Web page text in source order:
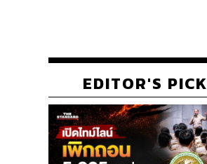
EDITOR'S PICK